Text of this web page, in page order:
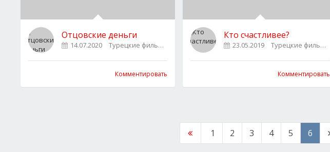
Отцовские деньги
14.07.2020 Турецкие фильмы
Комментировать
Кто счастливее?
23.05.2019 Турецкие фильмы
Комментировать
1 2 3 4 5 6